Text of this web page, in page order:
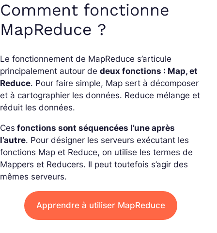
Comment fonctionne
MapReduce ?
Le fonctionnement de MapReduce s’articule
principalement autour de deux fonctions : Map, et
Reduce. Pour faire simple, Map sert à décomposer
et à cartographier les données. Reduce mélange et
réduit les données.
Ces fonctions sont séquencées l’une après
l’autre. Pour désigner les serveurs exécutant les
fonctions Map et Reduce, on utilise les termes de
Mappers et Reducers. Il peut toutefois s’agir des
mêmes serveurs.
Apprendre à utiliser MapReduce